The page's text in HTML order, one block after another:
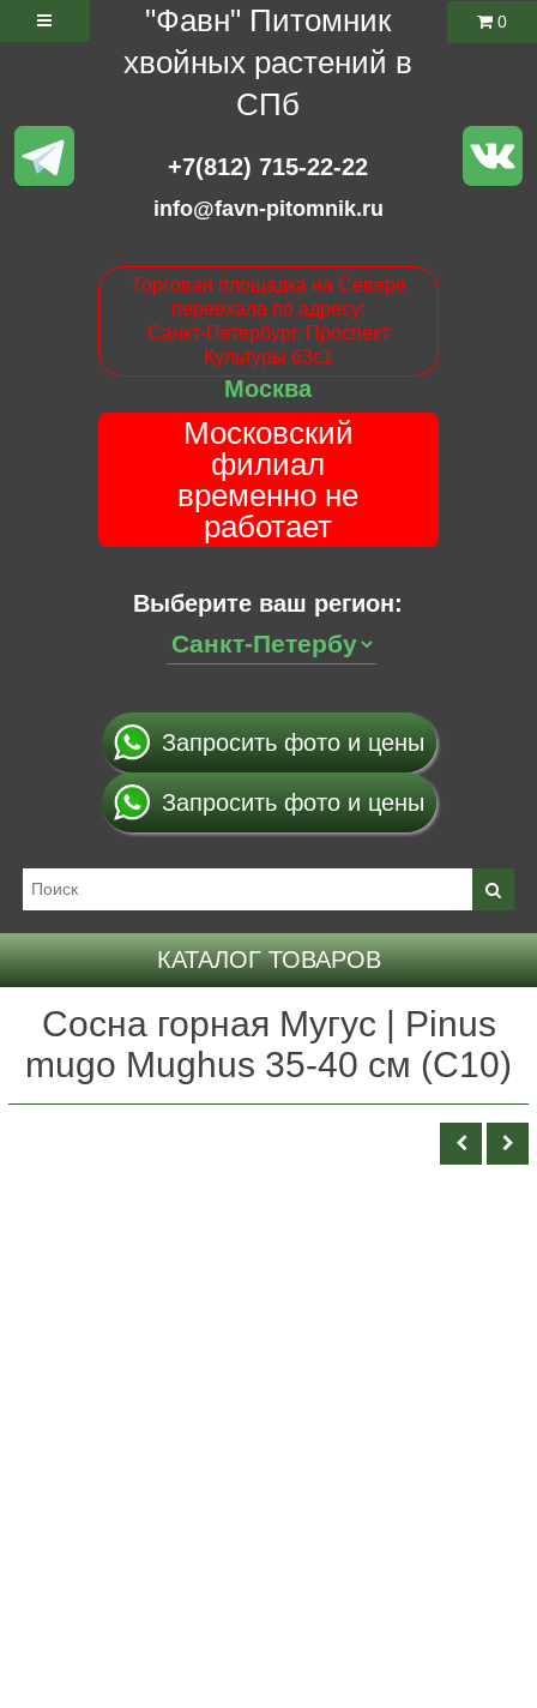
"Фавн" Питомник
хвойных растений в
СПб
+7(812) 715-22-22
info@favn-pitomnik.ru
Торговая площадка на Севере
переехала по адресу:
Санкт-Петербург. Проспект
Культуры 63с1
Москва
Московский
филиал
временно не
работает
Выберите ваш регион:
0
Запросить фото и цены
Запросить фото и цены
КАТАЛОГ ТОВАРОВ
Сосна горная Мугус | Pinus
mugo Mughus 35-40 см (С10)